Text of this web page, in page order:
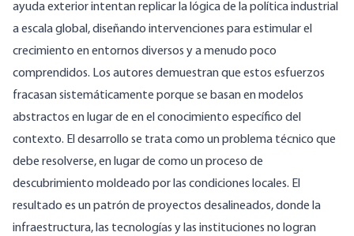
ayuda exterior intentan replicar la lógica de la política industrial
a escala global, diseñando intervenciones para estimular el
crecimiento en entornos diversos y a menudo poco
comprendidos. Los autores demuestran que estos esfuerzos
fracasan sistemáticamente porque se basan en modelos
abstractos en lugar de en el conocimiento específico del
contexto. El desarrollo se trata como un problema técnico que
debe resolverse, en lugar de como un proceso de
descubrimiento moldeado por las condiciones locales. El
resultado es un patrón de proyectos desalineados, donde la
infraestructura, las tecnologías y las instituciones no logran